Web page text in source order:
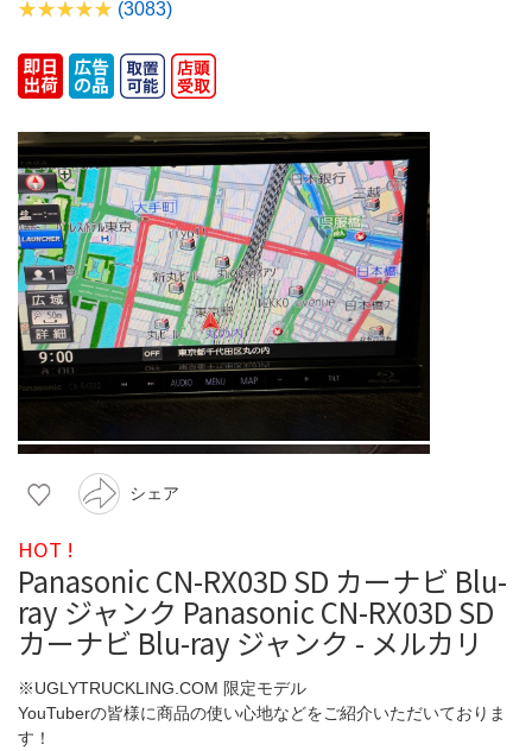
(3083)
シェア
HOT !
Panasonic CN-RX03D SD カーナビ Blu-
ray ジャンク Panasonic CN-RX03D SD
カーナビ Blu-ray ジャンク - メルカリ
※UGLYTRUCKLING.COM 限定モデル
YouTuberの皆様に商品の使い心地などをご紹介いただいておりま
す！